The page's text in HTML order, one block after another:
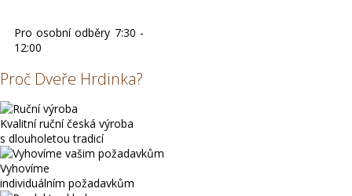
Pro osobní odběry 7:30 -
12:00
Proč Dveře Hrdinka?
Kvalitní ruční česká výroba
s dlouholetou tradicí
Vyhovíme
individuálním požadavkům